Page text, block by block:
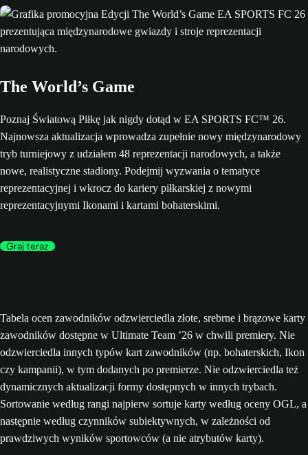
The World’s Game
Poznaj Światową Piłkę jak nigdy dotąd w EA SPORTS FC™ 26.
Najnowsza aktualizacja wprowadza zupełnie nowy międzynarodowy
tryb turniejowy z udziałem 48 reprezentacji narodowych, a także
nowe, realistyczne stadiony. Podejmij wyzwania o tematyce
reprezentacyjnej i wkrocz do kariery piłkarskiej z nowymi
reprezentacyjnymi Ikonami i kartami bohaterskimi.
Graj teraz
Tabela ocen zawodników odzwierciedla złote, srebrne i brązowe karty
zawodników dostępne w Ultimate Team ’26 w chwili premiery. Nie
odzwierciedla innych typów kart zawodników (np. bohaterskich, Ikon
czy kampanii), w tym dodanych po premierze. Nie odzwierciedla też
dynamicznych aktualizacji formy dostępnych w innych trybach.
Sortowanie według rangi najpierw sortuje karty według oceny OGL, a
następnie według czynników subiektywnych, w zależności od
prawdziwych wyników sportowców (a nie atrybutów karty).